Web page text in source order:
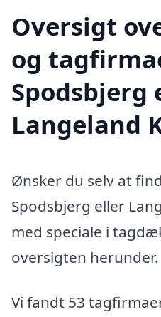
Oversigt
og
Spodsbjerg
Langeland
Ønsker du selv at
Spodsbjerg eller
med speciale i
oversigten herunder.
Vi fandt 53